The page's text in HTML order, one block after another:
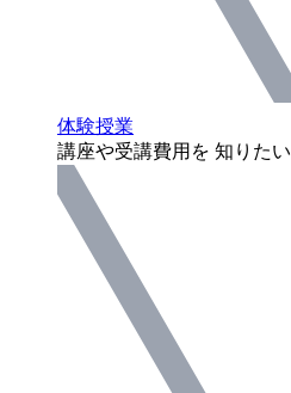
体験授業
講座や受講費用を 知りたい